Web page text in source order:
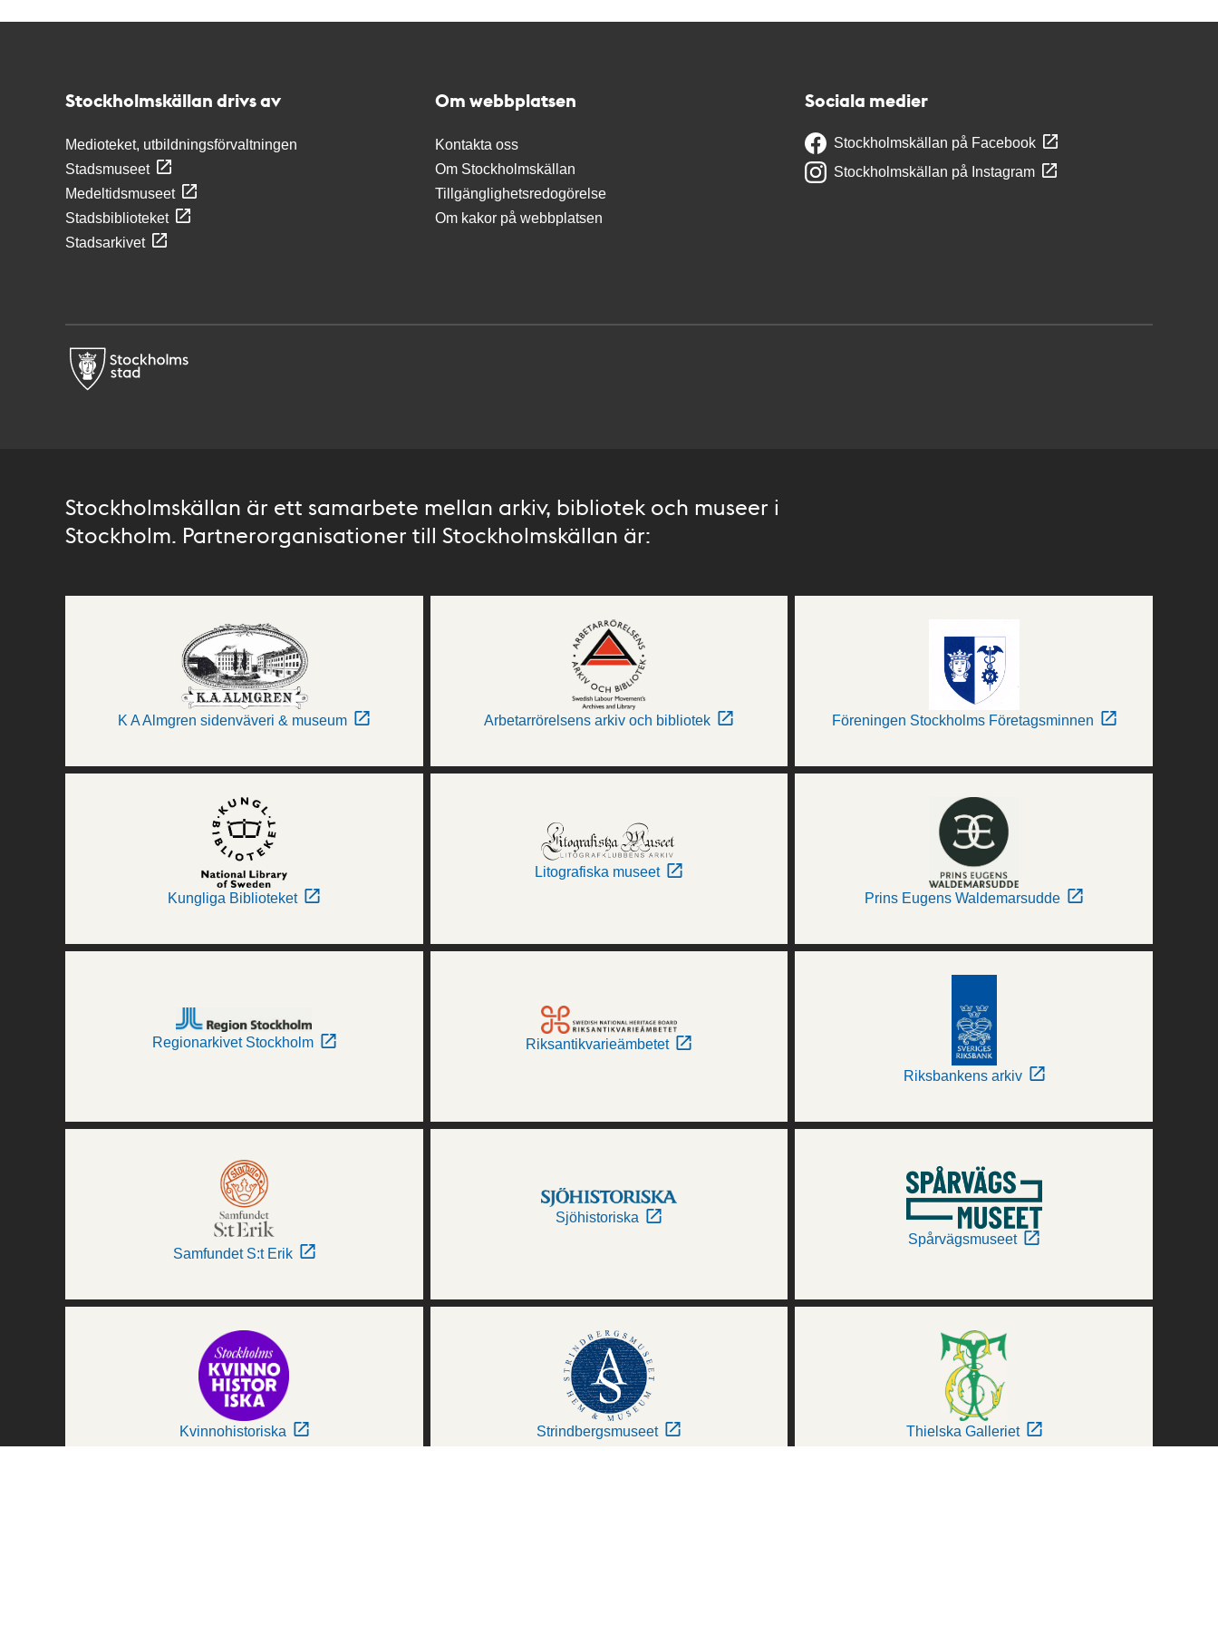
Stockholmskällan drivs av
Medioteket, utbildningsförvaltningen
Stadsmuseet
Medeltidsmuseet
Stadsbiblioteket
Stadsarkivet
Om webbplatsen
Kontakta oss
Om Stockholmskällan
Tillgänglighetsredogörelse
Om kakor på webbplatsen
Sociala medier
Stockholmskällan på Facebook
Stockholmskällan på Instagram
Stockholmskällan är ett samarbete mellan arkiv, bibliotek och museer i
Stockholm. Partnerorganisationer till Stockholmskällan är:
K A Almgren sidenväveri & museum Arbetarrörelsens arkiv och bibliotek Föreningen Stockholms Företagsminnen
Kungliga Biblioteket
Litografiska museet
Prins Eugens Waldemarsudde
Regionarkivet Stockholm Riksantikvarieämbetet
Riksbankens arkiv
Samfundet S:t Erik
Sjöhistoriska
Spårvägsmuseet
Kvinnohistoriska Strindbergsmuseet Thielska Galleriet